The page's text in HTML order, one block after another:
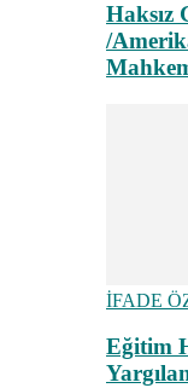
Haksız
/
İFADE
Eğitim